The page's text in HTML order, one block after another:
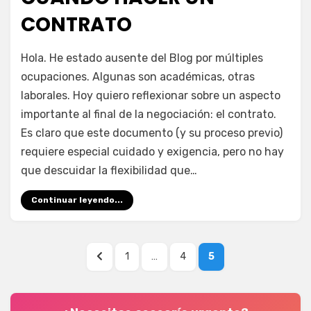
el
CONTRATO
porjuancadotcom
Deja un comentario
hacer
un
contrato
Hola. He estado ausente del Blog por múltiples
ocupaciones. Algunas son académicas, otras
laborales. Hoy quiero reflexionar sobre un aspecto
importante al final de la negociación: el contrato.
Es claro que este documento (y su proceso previo)
requiere especial cuidado y exigencia, pero no hay
que descuidar la flexibilidad que…
Continuar leyendo...
entradas
PÁGINAPÁGINA
1 … PÁGINA
4 PÁGINA
5